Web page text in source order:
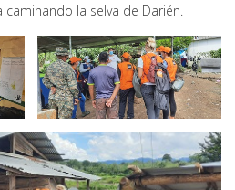
caminando la selva de Darién.